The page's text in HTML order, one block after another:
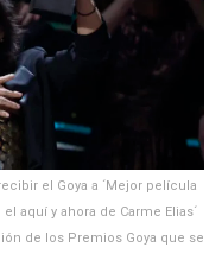
el Goya a ´Mejor película
aquí y ahora de Carme Elias´
de los Premios Goya que se